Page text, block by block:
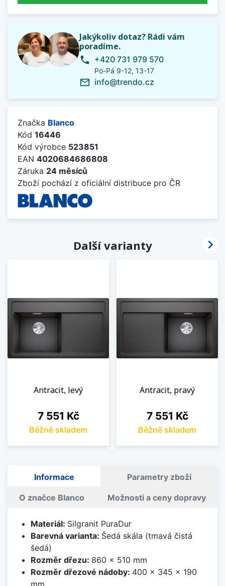
Jakýkoliv dotaz? Rádi vám
poradíme.
phone +420 731 979 570
Po-Pá 9-12, 13-17
mail_outline info@trendo.cz
Značka Blanco
Kód 16446
Kód výrobce 523851
EAN 4020684686808
Záruka 24 měsíců
Zboží pochází z oficiální distribuce pro ČR
Další varianty
Antracit, levý
Cena
7 551 Kč
Běžně skladem
Antracit, pravý
Cena
7 551 Kč
Běžně skladem

Informace Parametry zboží
O značce Blanco Možnosti a ceny dopravy
Materiál: Silgranit PuraDur
Barevná varianta: Šedá skála (tmavá čistá
šedá)
Rozměr dřezu: 860 x 510 mm
Rozměr dřezové nádoby: 400 x 345 x 190
mm